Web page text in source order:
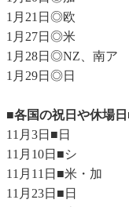
1月21日◎欧
1月27日◎米
1月28日◎NZ、南ア
1月29日◎日
■各国の祝日や休場
11月3日■日
11月10日■シ
11月11日■米・加
11月23日■日